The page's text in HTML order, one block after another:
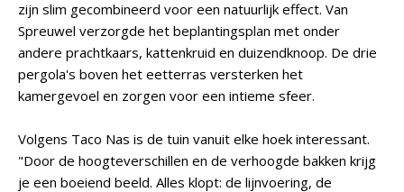
zijn slim gecombineerd voor een natuurlijk effect. Van
Spreuwel verzorgde het beplantingsplan met onder
andere prachtkaars, kattenkruid en duizendknoop. De drie
pergola's boven het eetterras versterken het
kamergevoel en zorgen voor een intieme sfeer.
Volgens Taco Nas is de tuin vanuit elke hoek interessant.
"Door de hoogteverschillen en de verhoogde bakken krijg
je een boeiend beeld. Alles klopt: de lijnvoering, de